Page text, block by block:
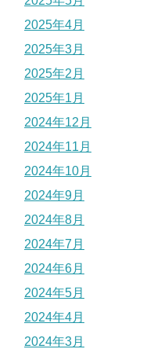
2025年4月
2025年3月
2025年2月
2025年1月
2024年12月
2024年11月
2024年10月
2024年9月
2024年8月
2024年7月
2024年6月
2024年5月
2024年4月
2024年3月